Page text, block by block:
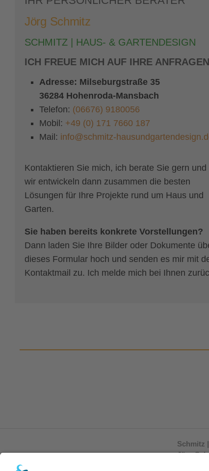
Jörg Schmitz
SCHMITZ | HAUS- & GARTENDESIGN
ICH FREUE MICH AUF IHRE
Adresse: Milseburgstraße 35
36284 Hohenroda-Mansbach
Telefon: (06676) 9180056
Mobil: +49 (0) 171 7660 187
Mail: info@schmitz-
Kontaktieren Sie mich, ich berate Sie gern und
wir entwickeln dann zusammen die besten
Lösungen für Ihre Projekte rund um Haus und
Garten.
Sie haben bereits konkrete Vorstellungen?
Dann laden Sie Ihre Bilder oder Dokumente
dieses Formular hoch und senden es mir mit
Kontaktmail zu. Ich melde mich bei Ihnen
Schmitz
Jörg